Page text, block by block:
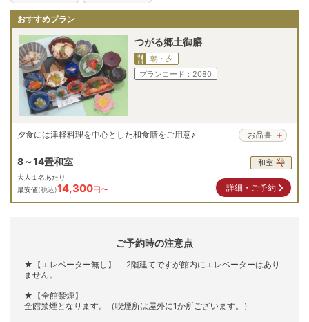
おすすめプラン
つがる郷土御膳
朝・夕
プランコード： 2080
夕食には津軽料理を中心とした和食膳をご用意♪ お品書
8～14畳和室 和室
詳細・ご予約
大人１名あたり
最安値(税込)14,300円〜
ご予約時の注意点
★【エレベーター無し】 2階建てですが館内にエレベーターはあり
ません。
★【全館禁煙】
全館禁煙となります。（喫煙所は屋外に1か所ございます。）